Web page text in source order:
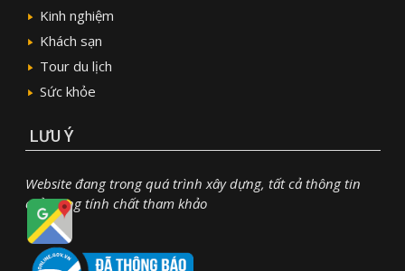
Kinh nghiệm
Khách sạn
Tour du lịch
Sức khỏe
LƯU Ý
Website đang trong quá trình xây dựng, tất cả thông tin
chỉ mang tính chất tham khảo